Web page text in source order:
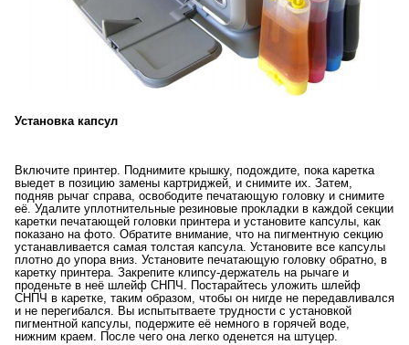
Установка капсул
Включите принтер. Поднимите крышку, подождите, пока каретка
выедет в позицию замены картриджей, и снимите их. Затем,
подняв рычаг справа, освободите печатающую головку и снимите
её. Удалите уплотнительные резиновые прокладки в каждой секции
каретки печатающей головки принтера и установите капсулы, как
показано на фото. Обратите внимание, что на пигментную секцию
устанавливается самая толстая капсула. Установите все капсулы
плотно до упора вниз. Установите печатающую головку обратно, в
каретку принтера. Закрепите клипсу-держатель на рычаге и
проденьте в неё шлейф СНПЧ. Постарайтесь уложить шлейф
СНПЧ в каретке, таким образом, чтобы он нигде не передавливался
и не перегибался. Вы испытытваете трудности с установкой
пигментной капсулы, подержите её немного в горячей воде,
нижним краем. После чего она легко оденется на штуцер.